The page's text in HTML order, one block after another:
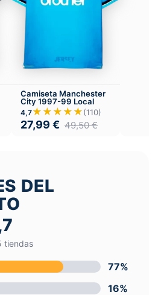
Camiseta Manchester
City 1997-99 Local
4,7★★★★★(110)
27,99 € 49,50€
DEL
tiendas
77%
16%